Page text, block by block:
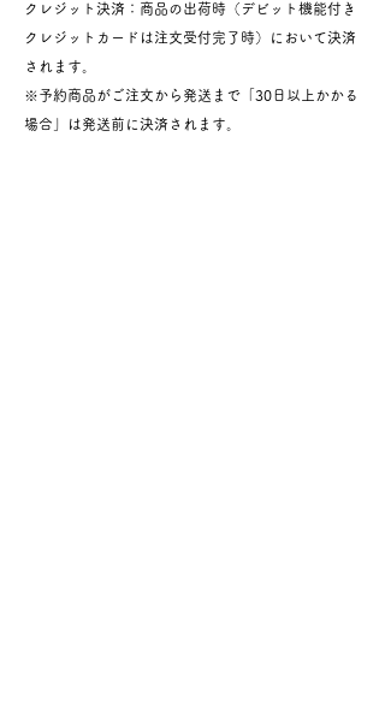
クレジット決済：商品の出荷時（デビット機能付き
クレジットカードは注文受付完了時）において決済
されます。
※予約商品がご注文から発送まで「30日以上かかる
場合」は発送前に決済されます。